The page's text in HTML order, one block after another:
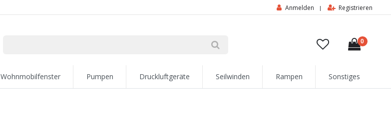
Anmelden | Registrieren
0
Wohnmobilfenster Pumpen Druckluftgeräte Seilwinden Rampen Sonstiges